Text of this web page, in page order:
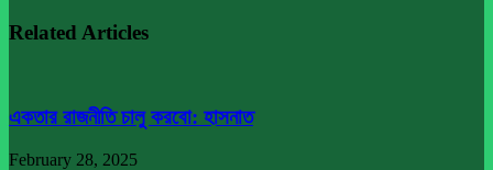
Related Articles
একতার রাজনীতি চালু করবো: হাসনাত
February 28, 2025